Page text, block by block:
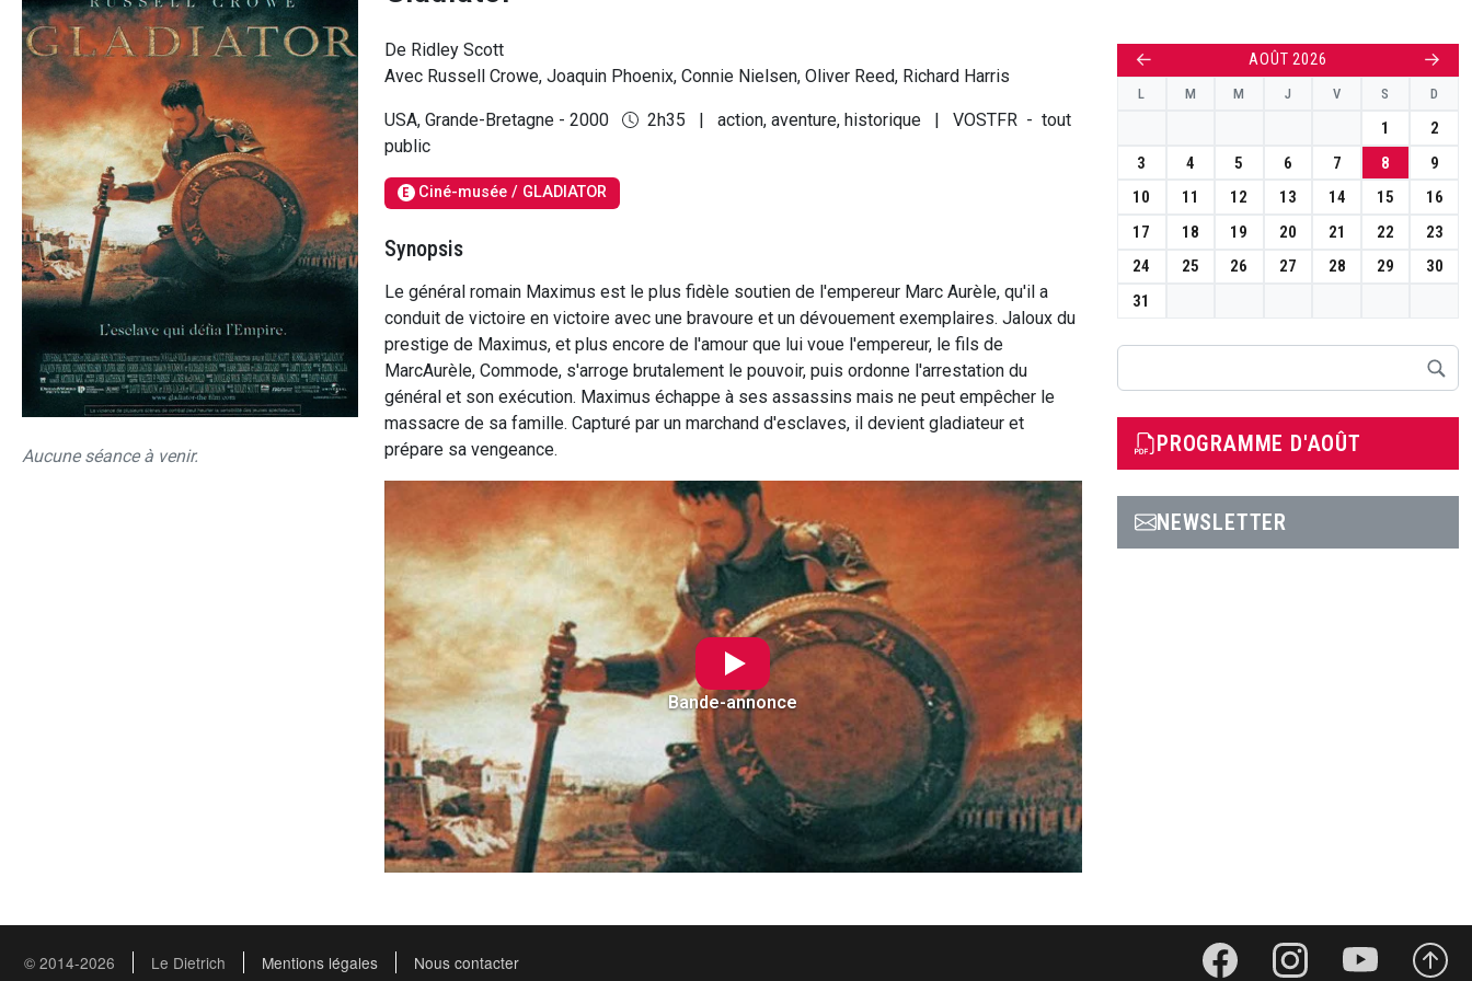
Aucune séance à venir.
De Ridley Scott
Avec Russell Crowe, Joaquin Phoenix, Connie Nielsen, Oliver Reed, Richard Harris
USA, Grande-Bretagne - 2000 2h35 | action, aventure, historique | VOSTFR - tout
public
E Ciné-musée / GLADIATOR
Synopsis
Le général romain Maximus est le plus fidèle soutien de l'empereur Marc Aurèle, qu'il a
conduit de victoire en victoire avec une bravoure et un dévouement exemplaires. Jaloux du
prestige de Maximus, et plus encore de l'amour que lui voue l'empereur, le fils de
MarcAurèle, Commode, s'arroge brutalement le pouvoir, puis ordonne l'arrestation du
général et son exécution. Maximus échappe à ses assassins mais ne peut empêcher le
massacre de sa famille. Capturé par un marchand d'esclaves, il devient gladiateur et
prépare sa vengeance.
Bande-annonce
← AOÛT 2026 →
L M M J V S D
1
2
3
4 5 6 7 8
9
10
11 12 13 14 15
16
17
18 19 20 21 22
23
24
25 26 27 28 29
30
31
PROGRAMME D'AOÛT
NEWSLETTER
© 2014-2026 Le Dietrich Mentions légales Nous contacter